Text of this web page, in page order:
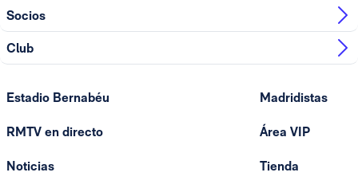
Socios
Club
Estadio Bernabéu
RMTV en directo
Noticias
Madridistas
Área VIP
Tienda